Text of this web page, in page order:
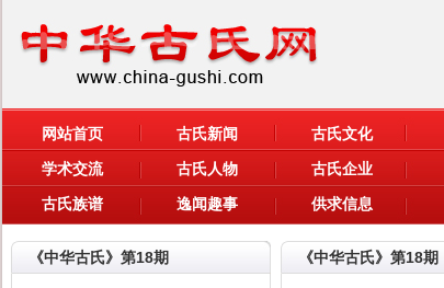
网站首页 古氏新闻 古氏文化
学术交流
古氏人物 古氏企业
古氏族谱
逸闻趣事 供求信息
《中华古氏》第18期 《中华古氏》第18期